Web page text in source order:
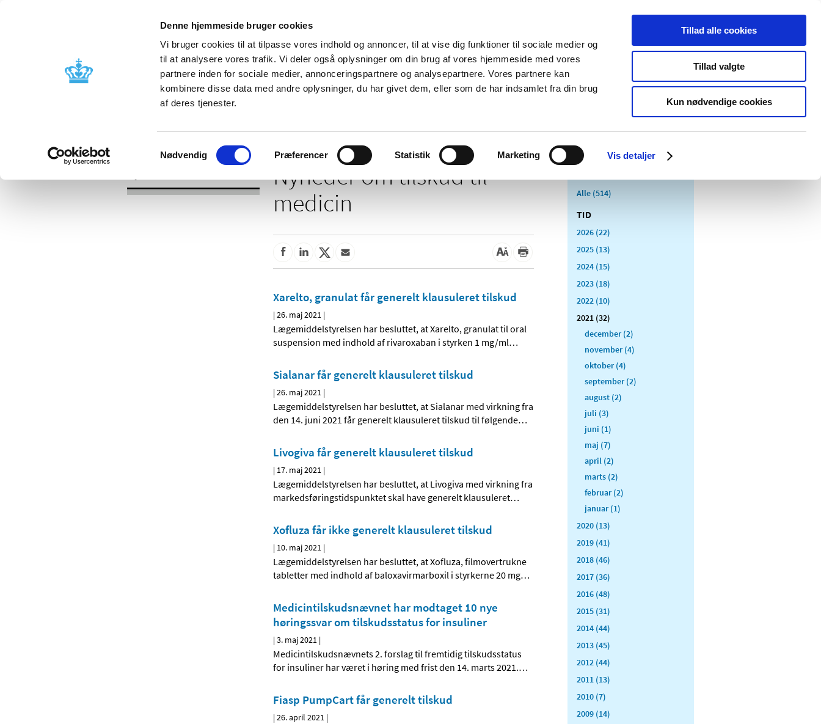
Denne hjemmeside bruger cookies
Vi bruger cookies til at tilpasse vores indhold og annoncer, til at vise dig funktioner til sociale medier og
til at analysere vores trafik. Vi deler også oplysninger om din brug af vores hjemmeside med vores
partnere inden for sociale medier, annonceringspartnere og analysepartnere. Vores partnere kan
kombinere disse data med andre oplysninger, du har givet dem, eller som de har indsamlet fra din brug
af deres tjenester.
Samtykkevalg
Nødvendig Præferencer Statistik Marketing Vis detaljer
Tillad alle cookies
Tillad valgte
Kun nødvendige cookies
Nyheder Om os Kontakt Udgivelser
Godkendelse og
Bivirkninger og
produktinformation
Tilskud og
Apoteker og salg af
Medicinsk
Særlige
produktområder
Nyheder om tilskud til
medicin
Xarelto, granulat får generelt klausuleret tilskud
|26. maj 2021 |
Lægemiddelstyrelsen har besluttet, at Xarelto, granulat til oral
suspension med indhold af rivaroxaban i styrken 1 mg/ml…
Sialanar får generelt klausuleret tilskud
|26. maj 2021 |
Lægemiddelstyrelsen har besluttet, at Sialanar med virkning fra
den 14. juni 2021 får generelt klausuleret tilskud til følgende…
Livogiva får generelt klausuleret tilskud
| 17. maj 2021 |
Lægemiddelstyrelsen har besluttet, at Livogiva med virkning fra
markedsføringstidspunktet skal have generelt klausuleret…
Xofluza får ikke generelt klausuleret tilskud
| 10. maj 2021 |
Lægemiddelstyrelsen har besluttet, at Xofluza, filmovertrukne
tabletter med indhold af baloxavirmarboxil i styrkerne 20 mg…
Medicintilskudsnævnet har modtaget 10 nye
høringssvar om tilskudsstatus for insuliner
|3. maj 2021 |
Medicintilskudsnævnets 2. forslag til fremtidig tilskudsstatus
for insuliner har været i høring med frist den 14. marts 2021.…
Fiasp PumpCart får generelt tilskud
|26. april 2021 |
Alle (514)
TID
2026 (22)
2025 (13)
2024 (15)
2023 (18)
2022 (10)
2021 (32)
december (2)
november (4)
oktober (4)
september (2)
august (2)
juli (3)
juni (1)
maj (7)
april (2)
marts (2)
februar (2)
januar (1)
2020 (13)
2019 (41)
2018 (46)
2017 (36)
2016 (48)
2015 (31)
2014 (44)
2013 (45)
2012 (44)
2011 (13)
2010 (7)
2009 (14)